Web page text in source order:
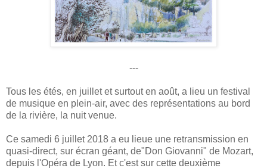
---
Tous les étés, en juillet et surtout en août, a lieu un festival
de musique en plein-air, avec des représentations au bord
de la rivière, la nuit venue.
Ce samedi 6 juillet 2018 a eu lieue une retransmission en
quasi-direct, sur écran géant, de"Don Giovanni" de Mozart,
depuis l'Opéra de Lyon. Et c'est sur cette deuxième